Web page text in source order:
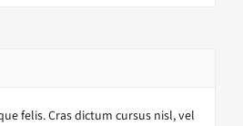
felis. Cras dictum cursus nisl, vel